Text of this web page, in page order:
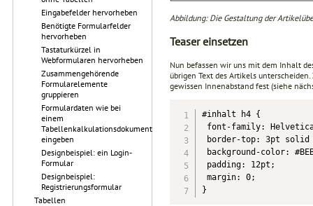
Eingabefelder hervorheben
Benötigte Formularfelder
hervorheben
Tastaturkürzel in
Webformularen hervorheben
Zusammengehörende
Formularelemente
gruppieren
Formulardaten wie bei
einem
Tabellenkalkulationsdokument
eingeben
Designbeispiel: ein Login-
Formular
Designbeispiel:
Registrierungsformular
Tabellen
Abbildung: Die Gestaltung der
Teaser einsetzen
Nun befassen wir uns mit dem Inhalt
übrigen Text des Artikels
gewissen Innenabstand fest (siehe
#inhalt h4 {
font-family:
border-top: 3pt solid
background-color:
padding: 12pt;
margin: 0;
}